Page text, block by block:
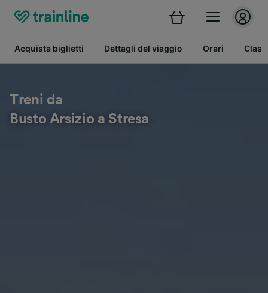
Acquista biglietti Dettagli del viaggio Orari
Treni da
Busto Arsizio a Stresa